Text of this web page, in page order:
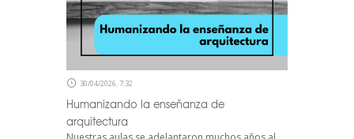
30/04/2026, 7:32
Humanizando la enseñanza de
arquitectura